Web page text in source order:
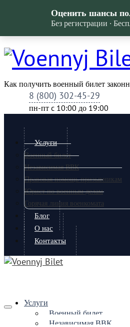
Как получить военный билет
8 (800) 302-45-29
пн-пт c 10:00 до 19:00
Услуги
Военный билет
Независимая ВВК
Правовая помощь призывникам
Юрист по военным делам
Горячая линия военкомата
Блог
О нас
Контакты
Услуги
Военный билет
Независимая ВВК
Оценить шансы
Без регистрации ·